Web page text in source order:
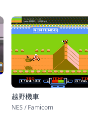
越野機車
NES / Famicom